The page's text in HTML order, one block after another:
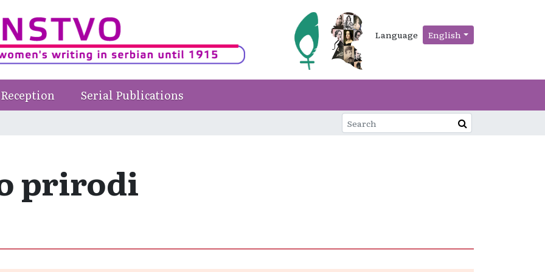
Language English
Reception Serial Publications
prirodi